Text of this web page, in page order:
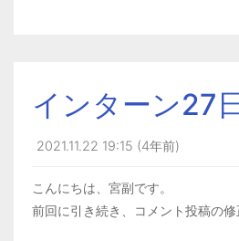
インターン27
2021.11.22 19:15 (4年前)
こんにちは、宮副です。
前回に引き続き、コメント投稿の修